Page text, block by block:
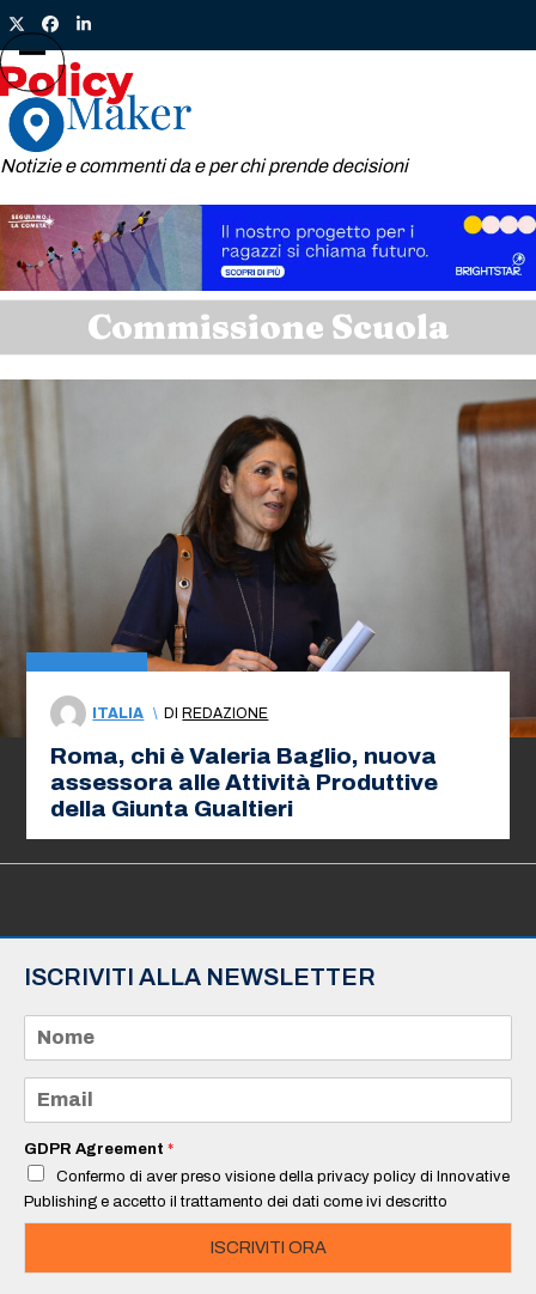
Skip
to
content
TwitterFacebook
LinkedIn
Notizie e commenti da e per chi prende decisioni
Open
mobile
menu
Close
mobile
menu
Commissione Scuola
ITALIA \ DIREDAZIONE
Roma, chi è Valeria Baglio, nuova
assessora alle Attività Produttive
della Giunta Gualtieri
ISCRIVITI ALLA NEWSLETTER
m
e
a
i
*
GDPR Agreement *
Confermo di aver preso visione della privacy policy di Innovative
Publishing e accetto il trattamento dei dati come ivi descritto
ISCRIVITI ORA